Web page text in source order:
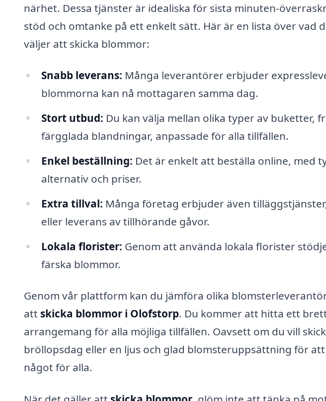
närhet. Dessa tjänster är idealiska för sista minuten-
stöd och omtanke på ett enkelt sätt. Här är en lista över vad
väljer att skicka blommor:
Snabb leverans: Många leverantörer erbjuder
blommorna kan nå mottagaren samma dag.
Stort utbud: Du kan välja mellan olika typer av buketter,
färgglada blandningar, anpassade för alla tillfällen.
Enkel beställning: Det är enkelt att beställa online, med
alternativ och priser.
Extra tillval: Många företag erbjuder även
eller leverans av tillhörande gåvor.
Lokala florister: Genom att använda lokala florister
färska blommor.
Genom vår plattform kan du jämföra olika
att skicka blommor i Olofstorp. Du kommer att hitta ett
arrangemang för alla möjliga tillfällen. Oavsett om du vill
bröllopsdag eller en ljus och glad blomsteruppsättning för
något för alla.